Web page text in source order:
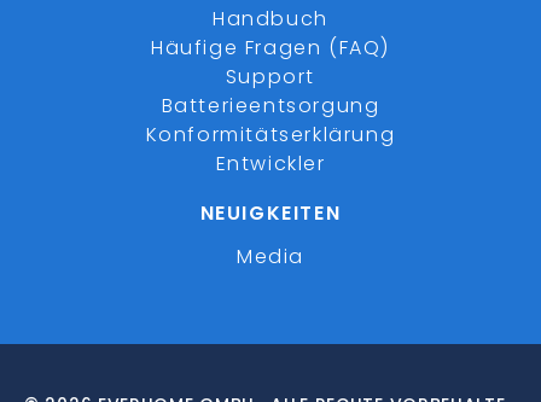
Handbuch
Häufige Fragen (FAQ)
Support
Batterieentsorgung
Konformitätserklärung
Entwickler
NEUIGKEITEN
Media